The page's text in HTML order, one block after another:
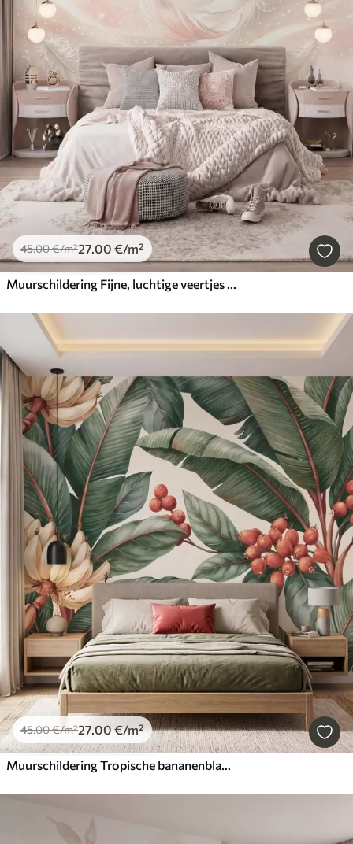
45.00€/m²27.00 €/m²
Muurschildering Fijne, luchtige veertjes in een perzikroze waas met een glans
45.00€/m²27.00€/m²
Muurschildering Tropische bananenbladeren met trossen rode koffiebessen, in aquarelstijl